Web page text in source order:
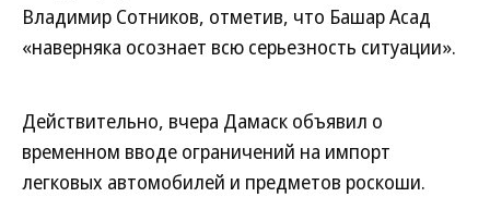
Владимир Сотников, отметив, что Башар Асад
«наверняка осознает всю серьезность ситуации».
Действительно, вчера Дамаск объявил о
временном вводе ограничений на импорт
легковых автомобилей и предметов роскоши.